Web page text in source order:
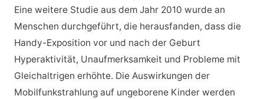
Eine weitere Studie aus dem Jahr 2010 wurde an
Menschen durchgeführt, die herausfanden, dass die
Handy-Exposition vor und nach der Geburt
Hyperaktivität, Unaufmerksamkeit und Probleme mit
Gleichaltrigen erhöhte. Die Auswirkungen der
Mobilfunkstrahlung auf ungeborene Kinder werden